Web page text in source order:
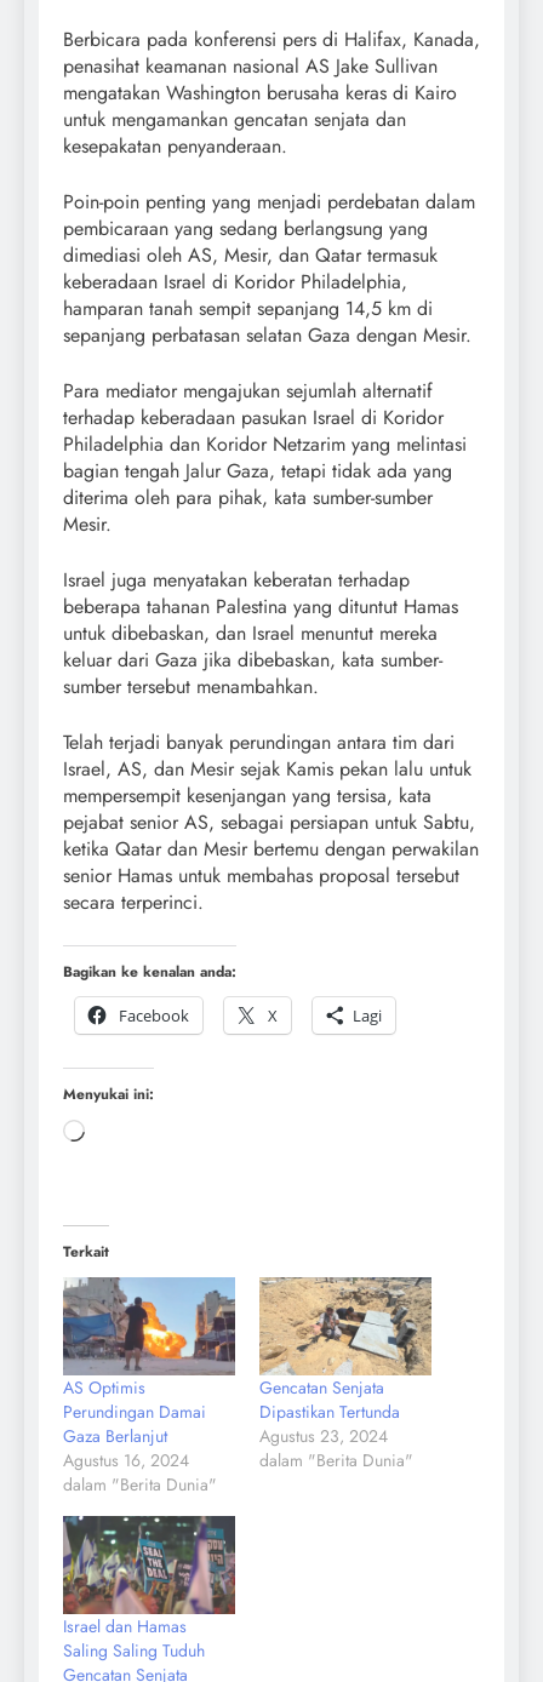
Berbicara pada konferensi pers di Halifax, Kanada,
penasihat keamanan nasional AS Jake Sullivan
mengatakan Washington berusaha keras di Kairo
untuk mengamankan gencatan senjata dan
kesepakatan penyanderaan.
Poin-poin penting yang menjadi perdebatan dalam
pembicaraan yang sedang berlangsung yang
dimediasi oleh AS, Mesir, dan Qatar termasuk
keberadaan Israel di Koridor Philadelphia,
hamparan tanah sempit sepanjang 14,5 km di
sepanjang perbatasan selatan Gaza dengan Mesir.
Para mediator mengajukan sejumlah alternatif
terhadap keberadaan pasukan Israel di Koridor
Philadelphia dan Koridor Netzarim yang melintasi
bagian tengah Jalur Gaza, tetapi tidak ada yang
diterima oleh para pihak, kata sumber-sumber
Mesir.
Israel juga menyatakan keberatan terhadap
beberapa tahanan Palestina yang dituntut Hamas
untuk dibebaskan, dan Israel menuntut mereka
keluar dari Gaza jika dibebaskan, kata sumber-
sumber tersebut menambahkan.
Telah terjadi banyak perundingan antara tim dari
Israel, AS, dan Mesir sejak Kamis pekan lalu untuk
mempersempit kesenjangan yang tersisa, kata
pejabat senior AS, sebagai persiapan untuk Sabtu,
ketika Qatar dan Mesir bertemu dengan perwakilan
senior Hamas untuk membahas proposal tersebut
secara terperinci.
Bagikan ke kenalan anda:
Facebook
X Lagi
Menyukai ini:
Terkait
AS Optimis
Perundingan Damai
Gaza Berlanjut
Agustus 16, 2024
dalam "Berita Dunia"
Gencatan Senjata
Dipastikan Tertunda
Agustus 23, 2024
dalam "Berita Dunia"
Israel dan Hamas
Saling Saling Tuduh
Gencatan Senjata